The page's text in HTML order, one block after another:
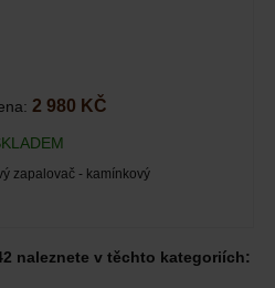
2 980 KČ
zapalovač - kamínkový
naleznete v těchto kategoriích: